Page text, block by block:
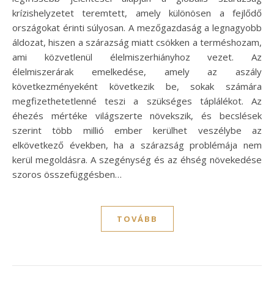
krízishelyzetet teremtett, amely különösen a fejlődő
országokat érinti súlyosan. A mezőgazdaság a legnagyobb
áldozat, hiszen a szárazság miatt csökken a terméshozam,
ami közvetlenül élelmiszerhiányhoz vezet. Az
élelmiszerárak emelkedése, amely az aszály
következményeként következik be, sokak számára
megfizethetetlenné teszi a szükséges táplálékot. Az
éhezés mértéke világszerte növekszik, és becslések
szerint több millió ember kerülhet veszélybe az
elkövetkező években, ha a szárazság problémája nem
kerül megoldásra. A szegénység és az éhség növekedése
szoros összefüggésben…
TOVÁBB